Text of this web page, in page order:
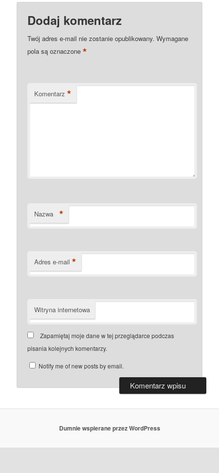
Dodaj komentarz
Twój adres e-mail nie zostanie opublikowany. Wymagane
pola są oznaczone*
Komentarz *
Nazwa *
Adres e-mail *
Witryna internetowa
Zapamiętaj moje dane w tej przeglądarce podczas
pisania kolejnych komentarzy.
Notify me of new posts by email.
Dumnie wspierane przez WordPress